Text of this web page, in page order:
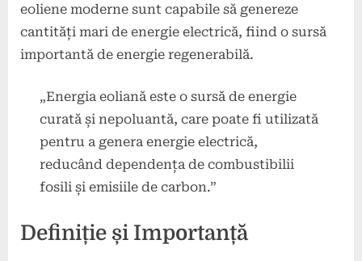
eoliene moderne sunt capabile să genereze
cantități mari de energie electrică, fiind o sursă
importantă de energie regenerabilă.
„Energia eoliană este o sursă de energie
curată și nepoluantă, care poate fi utilizată
pentru a genera energie electrică,
reducând dependența de combustibilii
fosili și emisiile de carbon.”
Definiție și Importanță